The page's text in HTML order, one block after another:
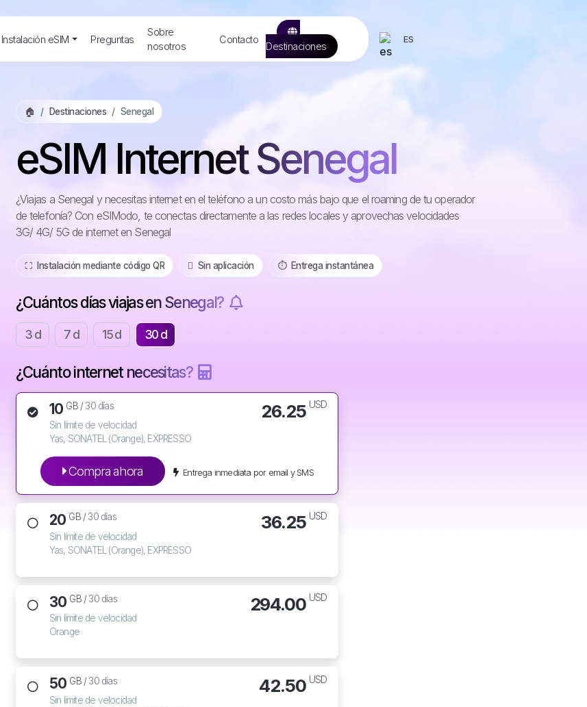
Instalación eSIM Preguntas
Sobre
nosotros
Contacto
Destinaciones
ES
🏠 Destinaciones Senegal
eSIM Internet Senegal
¿Viajas a Senegal y necesitas internet en el teléfono a un costo más bajo que el roaming de tu operador
de telefonía? Con eSIModo, te conectas directamente a las redes locales y aprovechas velocidades
3G/ 4G/ 5G de internet en Senegal
⛶️️ Instalación mediante código QR ️ Sin aplicación ⏱️️ Entrega instantánea
¿Cuántos días viajas en Senegal?
3 d 7 d 15 d 30 d
¿Cuánto internet necesitas?
10 GB /30 días
Sin límite de velocidad
Yas, SONATEL (Orange), EXPRESSO
26.25 USD
Compra ahora Entrega inmediata por email y SMS
20 GB /30 días
Sin límite de velocidad
Yas, SONATEL (Orange), EXPRESSO
36.25 USD
30 GB /30 días
Sin límite de velocidad
Orange
294.00 USD
50 GB /30 días
Sin límite de velocidad
42.50 USD